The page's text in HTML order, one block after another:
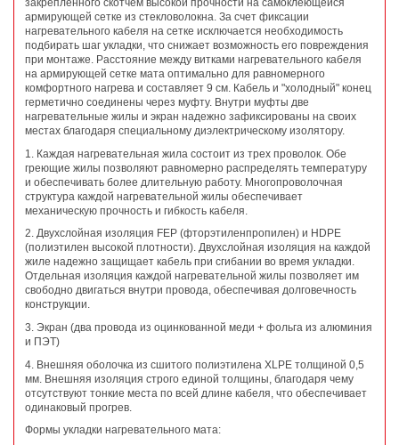
закрепленного скотчем высокой прочности на самоклеющейся
армирующей сетке из стекловолокна. За счет фиксации
нагревательного кабеля на сетке исключается необходимость
подбирать шаг укладки, что снижает возможность его повреждения
при монтаже. Расстояние между витками нагревательного кабеля
на армирующей сетке мата оптимально для равномерного
комфортного нагрева и составляет 9 см. Кабель и "холодный" конец
герметично соединены через муфту. Внутри муфты две
нагревательные жилы и экран надежно зафиксированы на своих
местах благодаря специальному диэлектрическому изолятору.
1. Каждая нагревательная жила состоит из трех проволок. Обе
греющие жилы позволяют равномерно распределять температуру
и обеспечивать более длительную работу. Многопроволочная
структура каждой нагревательной жилы обеспечивает
механическую прочность и гибкость кабеля.
2. Двухслойная изоляция FEP (фторэтиленпропилен) и HDPE
(полиэтилен высокой плотности). Двухслойная изоляция на каждой
жиле надежно защищает кабель при сгибании во время укладки.
Отдельная изоляция каждой нагревательной жилы позволяет им
свободно двигаться внутри провода, обеспечивая долговечность
конструкции.
3. Экран (два провода из оцинкованной меди + фольга из алюминия
и ПЭТ)
4. Внешняя оболочка из сшитого полиэтилена XLPE толщиной 0,5
мм. Внешняя изоляция строго единой толщины, благодаря чему
отсутствуют тонкие места по всей длине кабеля, что обеспечивает
одинаковый прогрев.
Формы укладки нагревательного мата: